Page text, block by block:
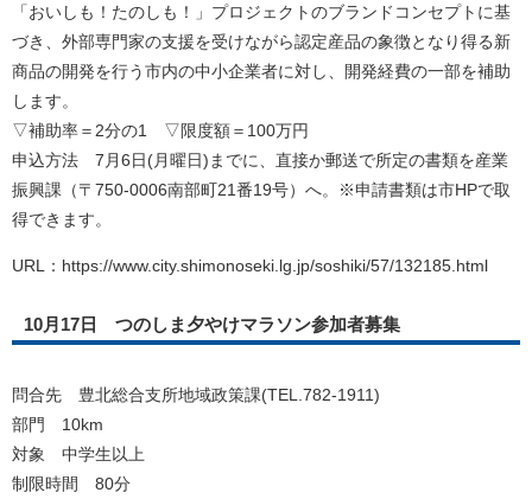
「おいしも！たのしも！」プロジェクトのブランドコンセプトに基
づき、外部専門家の支援を受けながら認定産品の象徴となり得る新
商品の開発を行う市内の中小企業者に対し、開発経費の一部を補助
します。
▽補助率＝2分の1 ▽限度額＝100万円
申込方法 7月6日(月曜日)までに、直接か郵送で所定の書類を産業
振興課（〒750-0006南部町21番19号）へ。※申請書類は市HPで取
得できます。
URL：https://www.city.shimonoseki.lg.jp/soshiki/57/132185.html
10月17日 つのしま夕やけマラソン参加者募集
問合先 豊北総合支所地域政策課(TEL.782-1911)
部門 10km
対象 中学生以上
制限時間 80分